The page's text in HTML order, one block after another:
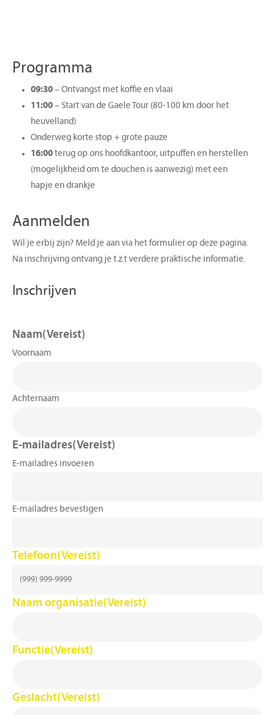
Programma
09:30 – Ontvangst met koffie en vlaai
11:00 – Start van de Gaele Tour (80-100 km door het
heuvelland)
Onderweg korte stop + grote pauze
16:00 terug op ons hoofdkantoor, uitpuffen en herstellen
(mogelijkheid om te douchen is aanwezig) met een
hapje en drankje
Aanmelden
Wil je erbij zijn? Meld je aan via het formulier op deze pagina.
Na inschrijving ontvang je t.z.t verdere praktische informatie.
Inschrijven
Naam(Vereist)
Voornaam
Achternaam
E-mailadres(Vereist)
E-mailadres invoeren
E-mailadres bevestigen
Telefoon(Vereist)
Naam organisatie(Vereist)
Functie(Vereist)
Geslacht(Vereist)